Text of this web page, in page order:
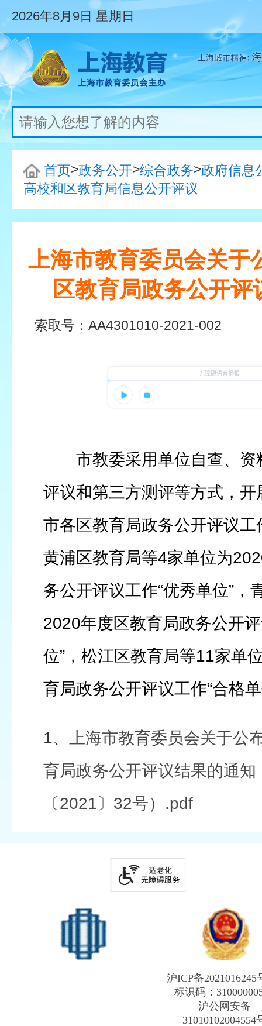
2026年8月9日 星期日
首页>政务公开>综合政务>政府信息
高校和区教育局信息公开评议
上海市教育委员会关于
区教育局政务公开评
索取号： AA4301010-2021-002
市教委采用单位自查、
评议和第三方测评等方式，
市各区教育局政务公开评议工
黄浦区教育局等4家单位为
务公开评议工作“优秀单位”，
2020年度区教育局政务公开
位”，松江区教育局等11家单
育局政务公开评议工作“合格
1、
上海市教育委员会关于公
育局政务公开评议结果的通知
〔2021〕32号）.pdf
沪ICP备2021016245
标识码：
沪公网安备
31010102004554